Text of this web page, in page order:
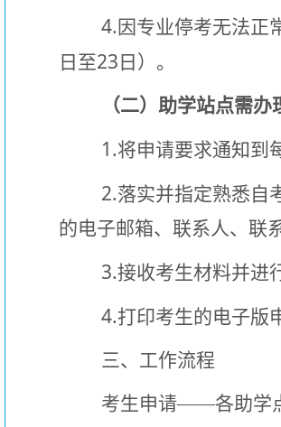
4. 因专业停考无法正
日至23 日）。
（二）助学站点需
1.将申请要求通知到
2.落实并指定熟悉自
的电子邮箱、联系人、联
3.接收考生材料并进
4.打印考生的电子版
三、工作流程
考生申请——各助